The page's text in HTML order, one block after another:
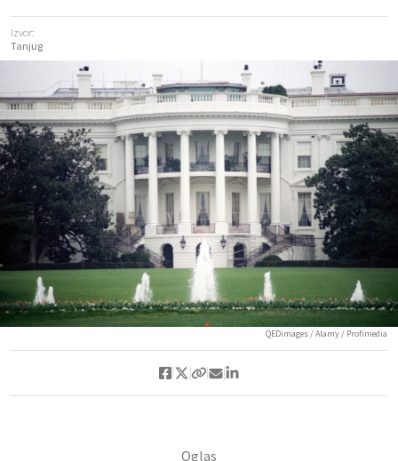
Izvor:
Tanjug
QEDimages / Alamy / Profimedia